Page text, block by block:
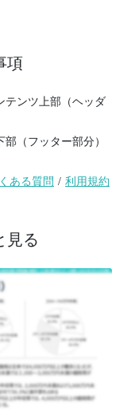
項
テンツ上部（ヘッダ
（フッター部分）
ある質問 / 利用規約
見る